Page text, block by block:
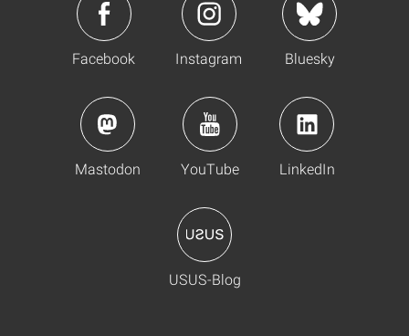
Facebook Instagram Bluesky
Mastodon YouTube LinkedIn
USUS-Blog